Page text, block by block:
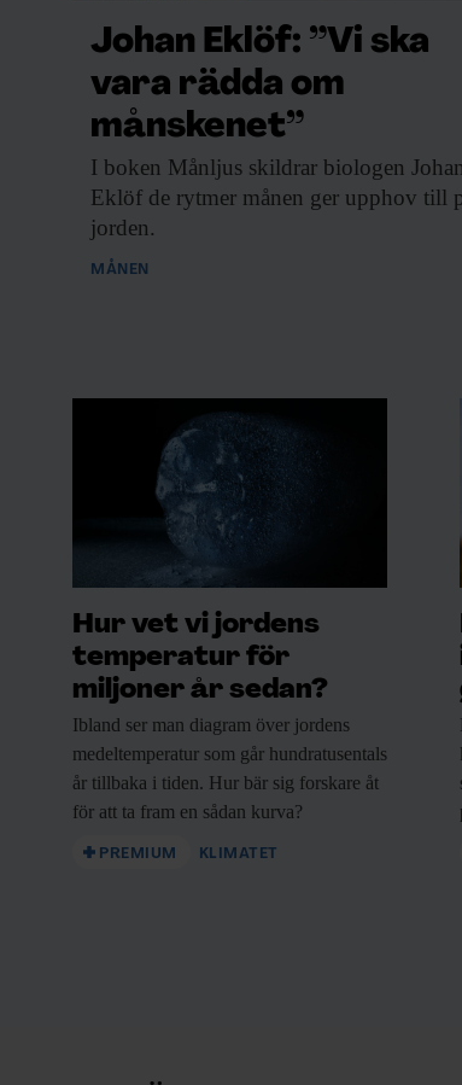
Johan Eklöf: ”Vi ska
vara rädda om
månskenet”
I boken Månljus skildrar biologen
Eklöf de rytmer månen ger upphov till
jorden.
MÅNEN
Hur vet vi jordens
temperatur för
miljoner år sedan?
Ibland ser man diagram över jordens
medeltemperatur som går hundratusentals
år tillbaka i tiden. Hur bär sig forskare åt
för att ta fram en sådan kurva?
PREMIUM KLIMATET